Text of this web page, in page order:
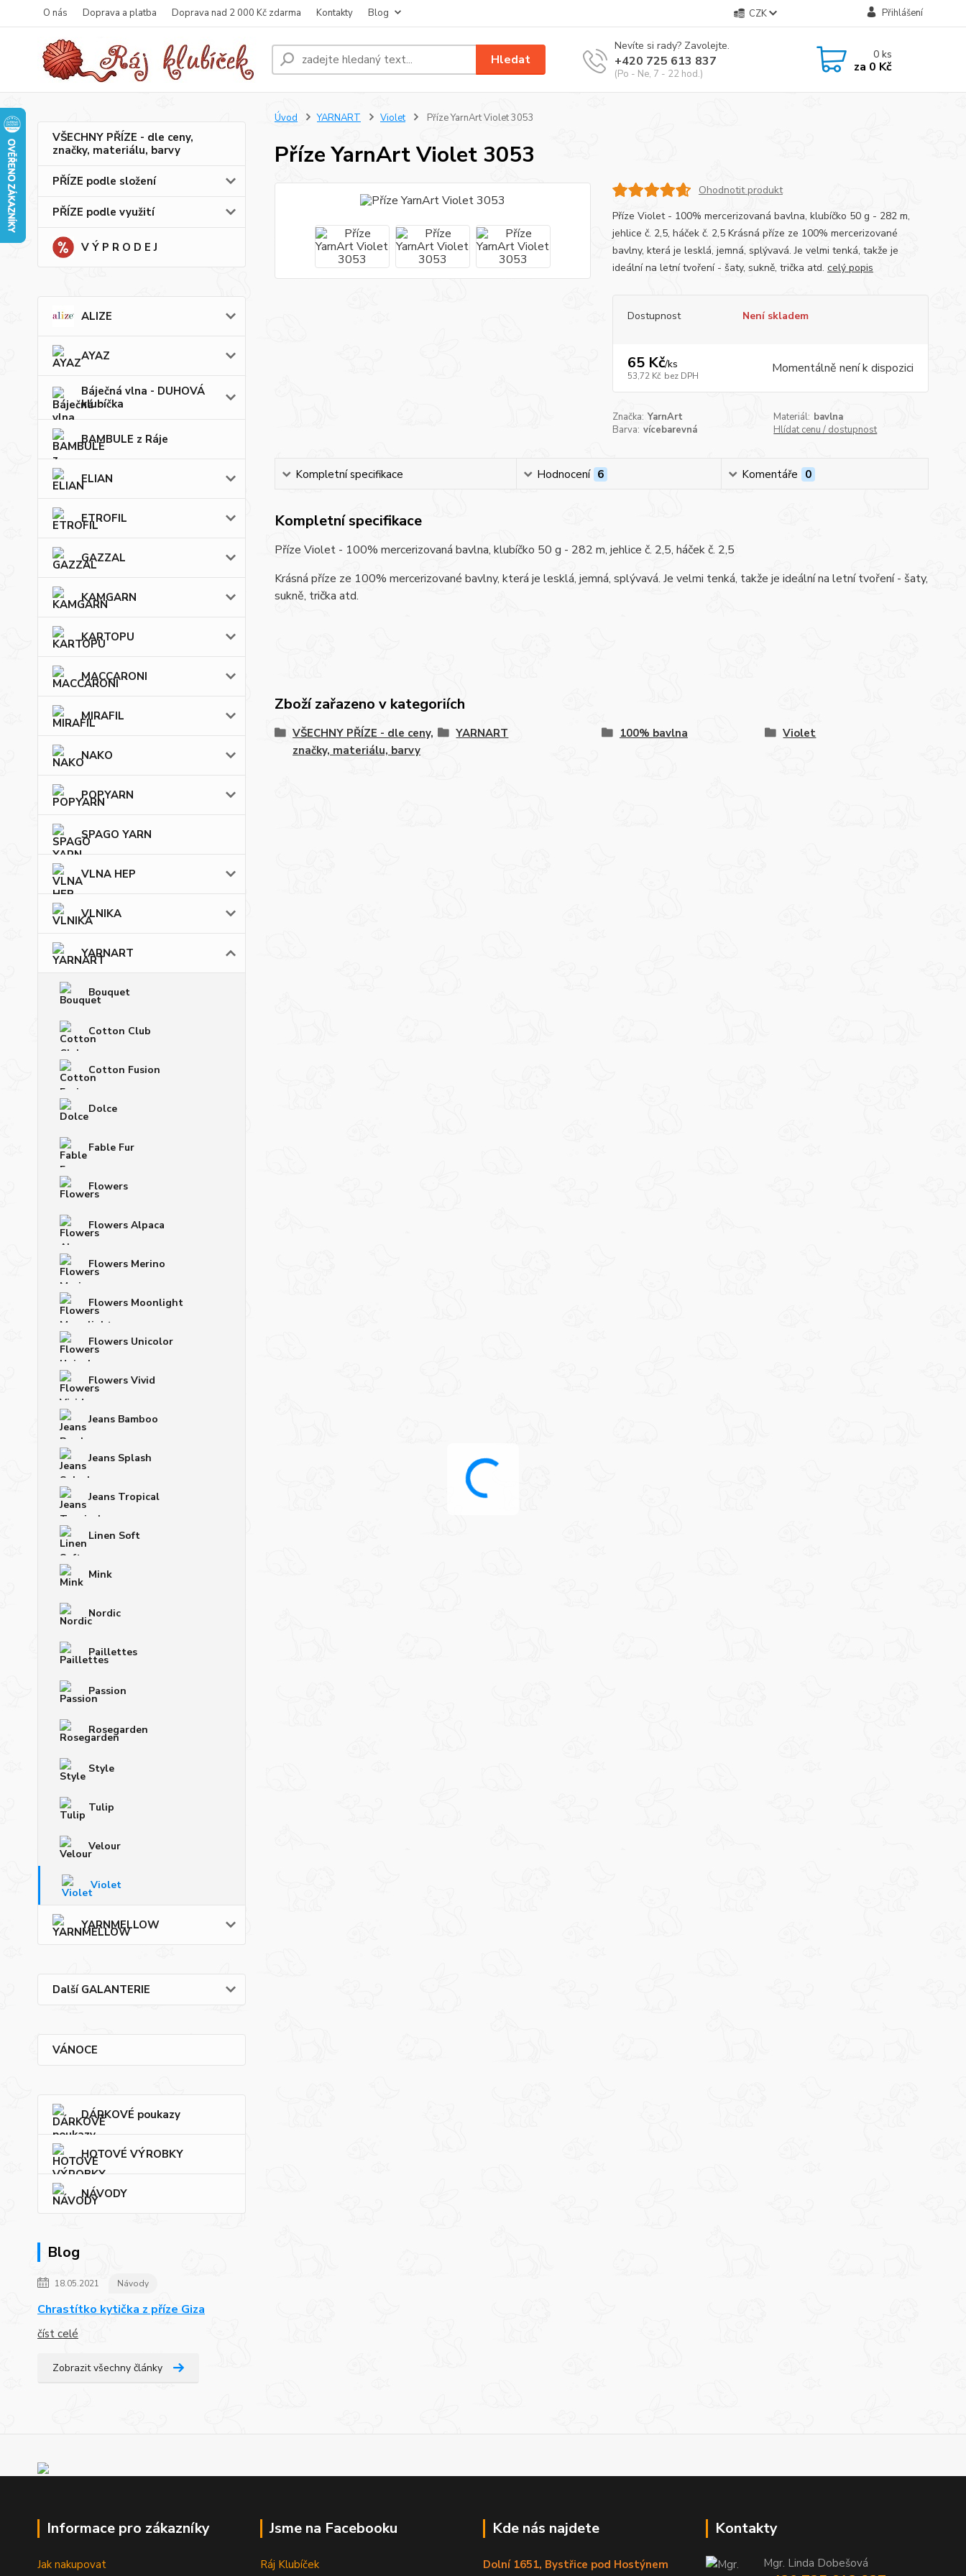
O nás Doprava a platba Doprava nad 2 000 Kč zdarma Kontakty Blog CZK Přihlášení
Hledat
Nevíte si rady? Zavolejte.
+420 725 613 837
(Po - Ne, 7 - 22 hod.)
0ks
za 0 Kč
VŠECHNY PŘÍZE - dle ceny,
značky, materiálu, barvy
PŘÍZE podle složení
PŘÍZE podle využití
V Ý P R O D E J
ALIZE
AYAZ
Báječná vlna - DUHOVÁ
klubíčka
BAMBULE z Ráje
ELIAN
ETROFIL
GAZZAL
KAMGARN
KARTOPU
MACCARONI
MIRAFIL
NAKO
POPYARN
SPAGO YARN
VLNA HEP
VLNIKA
YARNART
Bouquet
Cotton Club
Cotton Fusion
Dolce
Fable Fur
Flowers
Flowers Alpaca
Flowers Merino
Flowers Moonlight
Flowers Unicolor
Flowers Vivid
Jeans Bamboo
Jeans Splash
Jeans Tropical
Linen Soft
Mink
Nordic
Paillettes
Passion
Rosegarden
Style
Tulip
Velour
Violet
YARNMELLOW
Další GALANTERIE
VÁNOCE
DÁRKOVÉ poukazy
HOTOVÉ VÝROBKY
NÁVODY
Blog
18.05.2021 Návody
Chrastítko kytička z příze Giza
číst celé
Zobrazit všechny články
Úvod YARNART Violet Příze YarnArt Violet 3053
Příze YarnArt Violet 3053
Ohodnotit produkt
Příze Violet - 100% mercerizovaná bavlna, klubíčko 50 g - 282 m,
jehlice č. 2,5, háček č. 2,5 Krásná příze ze 100% mercerizované
bavlny, která je lesklá, jemná, splývavá. Je velmi tenká, takže je
ideální na letní tvoření - šaty, sukně, trička atd. celý popis
Dostupnost Není skladem
65 Kč/ks
53,72 Kč bez DPH Momentálně není k dispozici
Značka: YarnArt Materiál: bavlna
Barva: vícebarevná Hlídat cenu / dostupnost
Kompletní specifikace Hodnocení 6 Komentáře 0
Kompletní specifikace
Příze Violet - 100% mercerizovaná bavlna, klubíčko 50 g - 282 m, jehlice č. 2,5, háček č. 2,5
Krásná příze ze 100% mercerizované bavlny, která je lesklá, jemná, splývavá. Je velmi tenká, takže je ideální na letní tvoření - šaty,
sukně, trička atd.
Zboží zařazeno v kategoriích
VŠECHNY PŘÍZE - dle ceny,
značky, materiálu, barvy
YARNART 100% bavlna Violet
Informace pro zákazníky
Jak nakupovat
Jsme na Facebooku
Ráj Klubíček
Kde nás najdete
Dolní 1651, Bystřice pod Hostýnem
Kontakty
Mgr. Linda Dobešová